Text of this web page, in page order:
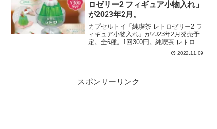
ロゼリー2 フィギュア小物入れ」
が2023年2月。
カプセルトイ「純喫茶 レトロゼリー2 フ
ィギュア小物入れ」が2023年2月発売予
定。全6種。1回300円。純喫茶 レトロゼ
リー2楽天市場で「純喫茶 レトロゼリー2
フィギュア小物入れ」を見る▶︎純喫茶 レ
2022.11.09
スポンサーリンク